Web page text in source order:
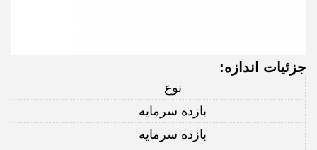
جزئیات اندازه:
نوع
بازده سرمایه
بازده سرمایه